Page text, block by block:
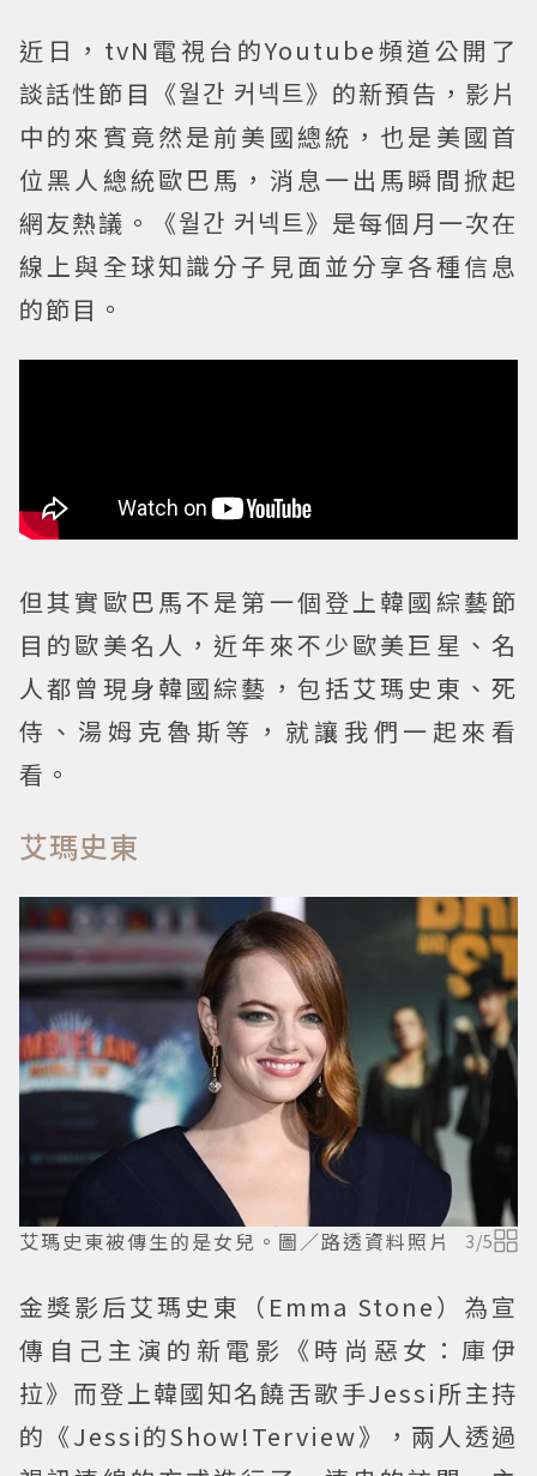
近日，tvN電視台的Youtube頻道公開了
談話性節目《월간 커넥트》的新預告，影片
中的來賓竟然是前美國總統，也是美國首
位黑人總統歐巴馬，消息一出馬瞬間掀起
網友熱議。《월간 커넥트》是每個月一次在
線上與全球知識分子見面並分享各種信息
的節目。
但其實歐巴馬不是第一個登上韓國綜藝節
目的歐美名人，近年來不少歐美巨星、名
人都曾現身韓國綜藝，包括艾瑪史東、死
侍、湯姆克魯斯等，就讓我們一起來看
看。
艾瑪史東
艾瑪史東被傳生的是女兒。圖／路透資料照片 3/5
金獎影后艾瑪史東（Emma Stone）為宣
傳自己主演的新電影《時尚惡女：庫伊
拉》而登上韓國知名饒舌歌手Jessi所主持
的《Jessi的Show!Terview》，兩人透過